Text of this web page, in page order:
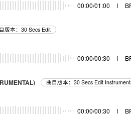
00:00/01:00 I
版本：30 Secs Edit
00:00/00:30 I
曲目版本：30 Secs Edit
00:00/00:30 I